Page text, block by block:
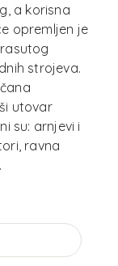
a korisna
opremljen je
strojeva.
utovar
su: arnjevi i
ravna